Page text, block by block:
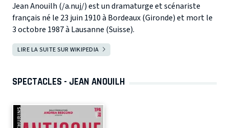
Jean Anouilh (/a.nuj/) est un dramaturge et scénariste
français né le 23 juin 1910 à Bordeaux (Gironde) et mort le
3 octobre 1987 à Lausanne (Suisse).
LIRE LA SUITE SUR WIKIPEDIA
SPECTACLES - JEAN ANOUILH